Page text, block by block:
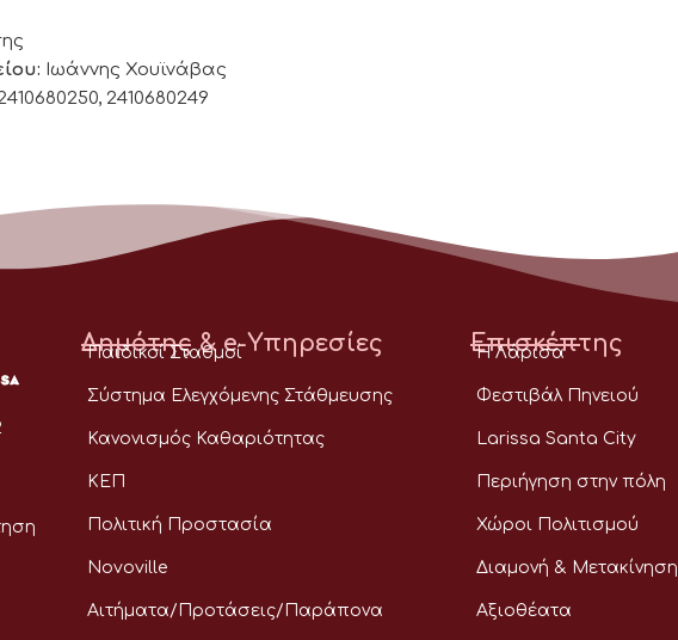
Ιωάννης Χουϊνάβας
2410680249
Δημότης & e-Υπηρεσίες
Παιδικοί Σταθμοί
Σύστημα Ελεγχόμενης Στάθμευσης
Κανονισμός Καθαριότητας
ΚΕΠ
Πολιτική Προστασία
Novoville
Αιτήματα/Προτάσεις/Παράπονα
Επισκέπτης
Η Λάρισα
Φεστιβάλ Πηνειού
Larissa Santa City
Περιήγηση στην πόλη
Χώροι Πολιτισμού
Διαμονή & Μετακίνηση
Αξιοθέατα